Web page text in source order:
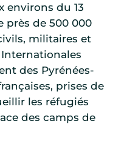
environs du 13
près de 500 000
militaires et
des Pyrénées-
prises de
les réfugiés
des camps de